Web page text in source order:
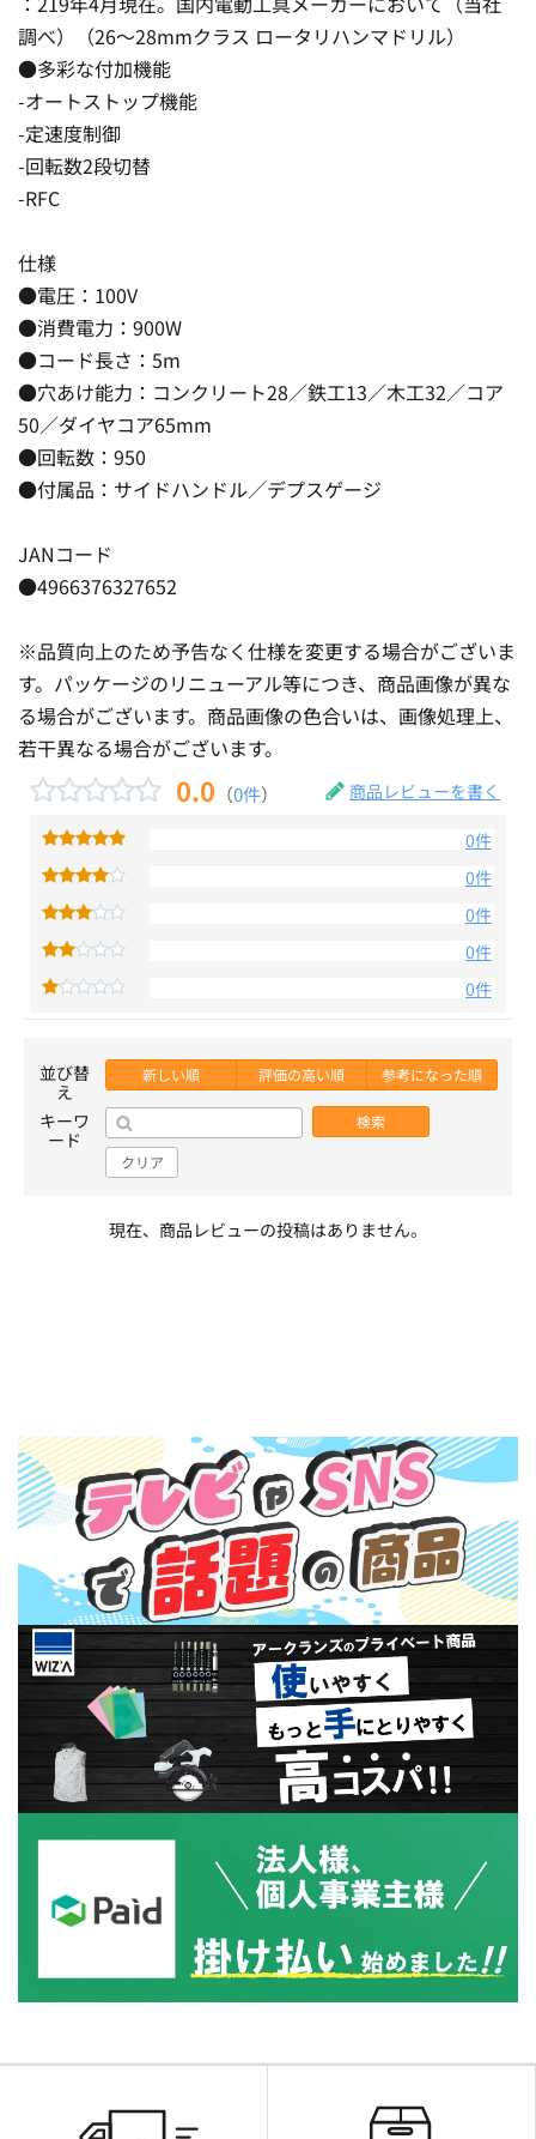
調べ）（26〜28mmクラス ロータリハンマドリル）
●多彩な付加機能
-オートストップ機能
-定速度制御
-回転数2段切替
-RFC
仕様
●電圧：100V
●消費電力：900W
●コード長さ：5m
●穴あけ能力：コンクリート28／鉄工13／木工32／コア
50／ダイヤコア65mm
●回転数：950
●付属品：サイドハンドル／デプスゲージ
JANコード
●4966376327652
※品質向上のため予告なく仕様を変更する場合がございま
す。パッケージのリニューアル等につき、商品画像が異な
る場合がございます。商品画像の色合いは、画像処理上、
若干異なる場合がございます。
0.0 （0件） 商品レビューを書く
0件
0件
0件
0件
0件
並び替
え
新しい順 評価の高い順 参考になった順
キーワ
ード
検索
クリア
現在、商品レビューの投稿はありません。